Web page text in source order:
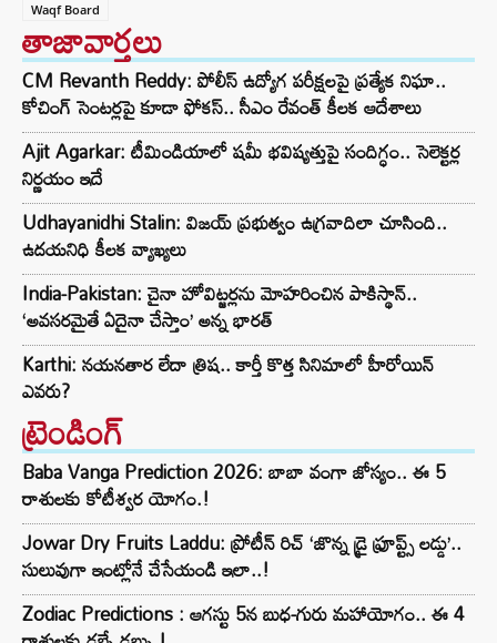
Waqf Board
తాజావార్తలు
CM Revanth Reddy: పోలీస్ ఉద్యోగ పరీక్షలపై ప్రత్యేక నిఘా..
కోచింగ్ సెంటర్లపై కూడా ఫోకస్.. సీఎం రేవంత్ కీలక ఆదేశాలు
Ajit Agarkar: టీమిండియాలో షమీ భవిష్యత్తుపై సందిగ్ధం.. సెలెక్టర్ల
నిర్ణయం ఇదే
Udhayanidhi Stalin: విజయ్ ప్రభుత్వం ఉగ్రవాదిలా చూసింది..
ఉదయనిధి కీలక వ్యాఖ్యలు
India-Pakistan: చైనా హోవిట్జర్లను మోహరించిన పాకిస్థాన్..
‘అవసరమైతే ఏదైనా చేస్తాం’ అన్న భారత్
Karthi: నయనతార లేదా త్రిష.. కార్తీ కొత్త సినిమాలో హీరోయిన్
ఎవరు?
ట్రెండింగ్‌
Baba Vanga Prediction 2026: బాబా వంగా జోస్యం.. ఈ 5
రాశులకు కోటీశ్వర యోగం.!
Jowar Dry Fruits Laddu: ప్రోటీన్ రిచ్ ‘జొన్న డ్రై ఫ్రూప్ట్స్ లడ్డు’..
సులువుగా ఇంట్లోనే చేసేయండి ఇలా..!
Zodiac Predictions : ఆగస్టు 5న బుధ-గురు మహాయోగం.. ఈ 4